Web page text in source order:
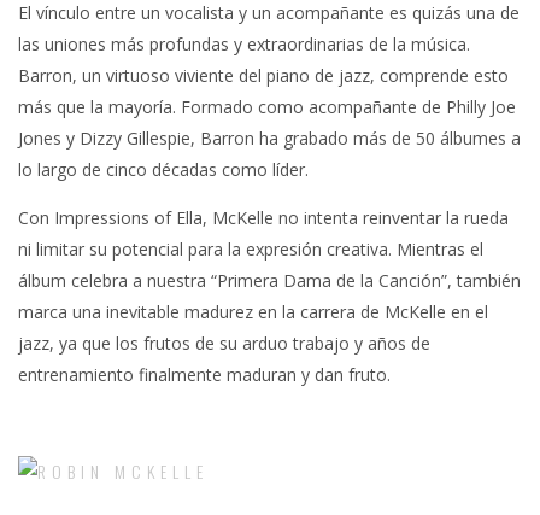
El vínculo entre un vocalista y un acompañante es quizás una de
las uniones más profundas y extraordinarias de la música.
Barron, un virtuoso viviente del piano de jazz, comprende esto
más que la mayoría. Formado como acompañante de Philly Joe
Jones y Dizzy Gillespie, Barron ha grabado más de 50 álbumes a
lo largo de cinco décadas como líder.
Con Impressions of Ella, McKelle no intenta reinventar la rueda
ni limitar su potencial para la expresión creativa. Mientras el
álbum celebra a nuestra “Primera Dama de la Canción”, también
marca una inevitable madurez en la carrera de McKelle en el
jazz, ya que los frutos de su arduo trabajo y años de
entrenamiento finalmente maduran y dan fruto.